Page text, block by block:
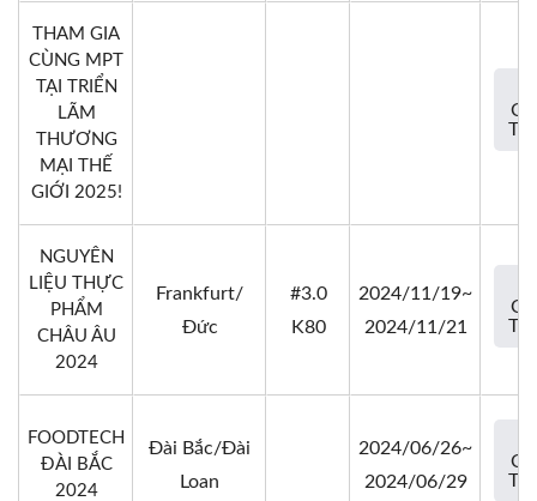
THAM GIA
CÙNG MPT
TẠI TRIỂN
LÃM
THƯƠNG
MẠI THẾ
GIỚI 2025!
NGUYÊN
LIỆU THỰC
PHẨM
CHÂU ÂU
2024
Frankfurt/
Đức
#3.0
K80
2024/11/19~
2024/11/21
FOODTECH
ĐÀI BẮC
2024
Đài Bắc/Đài
Loan
2024/06/26~
2024/06/29